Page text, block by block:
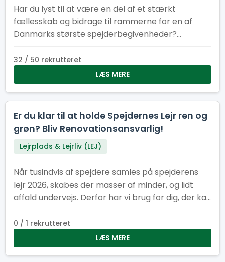
Har du lyst til at være en del af et stærkt
fællesskab og bidrage til rammerne for en af
Danmarks største spejderbegivenheder?
medhjælpere til flere perioder før, under og efter
lejren. Uanset om du kan være med i få dage eller
i en længere periode, er din indsats afgørende for,
velfungerende lejr.
32 / 50 rekrutteret
LÆS MERE
Er du klar til at holde Spejdernes Lejr ren og
grøn? Bliv Renovationsansvarlig!
Lejrplads & Lejrliv (LEJ)
Når tusindvis af spejdere samles på spejderens
lejr 2026, skabes der masser af minder, og lidt
affald undervejs. Derfor har vi brug for dig, der kan
bæredygtig
0 / 1 rekrutteret
LÆS MERE